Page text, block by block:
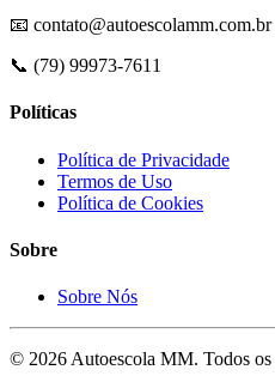
📧 contato@autoescolamm.com.br
📞 (79) 99973-7611
Políticas
Política de Privacidade
Termos de Uso
Política de Cookies
Sobre
Sobre Nós
© 2026 Autoescola MM. Todos os